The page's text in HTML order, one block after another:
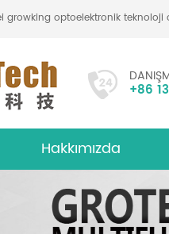
hefei growking optoelektronik
+86
Hakkımızda